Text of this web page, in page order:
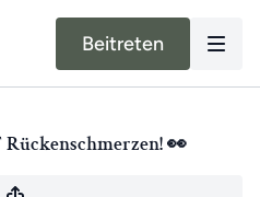
Beitreten
👀